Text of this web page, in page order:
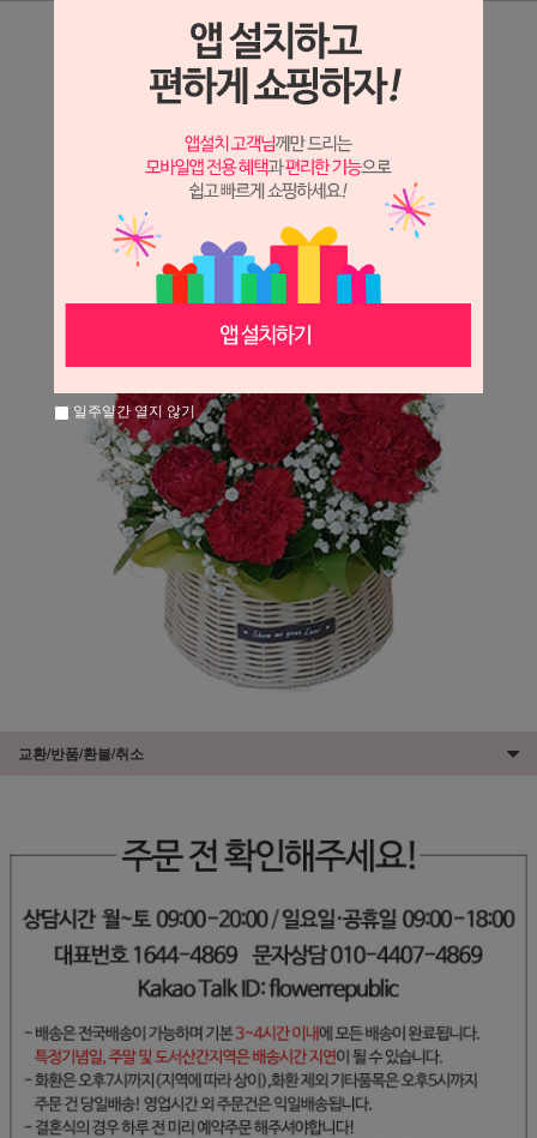
상세정보 새창 열기
상세 정보를 확대해 보실 수 있습니다.
교환/반품/환불/취소
일주일간 열지 않기